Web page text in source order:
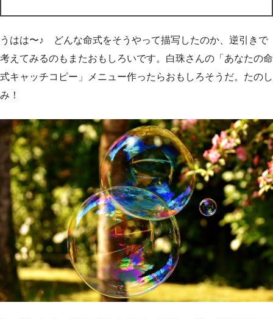
うはは〜♪ どんな命式をそうやって描写したのか、逆引きで
考えてみるのもまたおもしろいです。白珠さんの「あなたの命
式キャッチコピー」メニュー作ったらおもしろそうだ。たのし
み！